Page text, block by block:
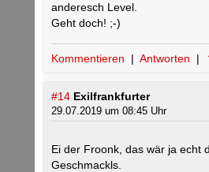
anderesch Level.
Geht doch! ;-)
Kommentieren | Antworten |
#14 Exilfrankfurter
29.07.2019 um 08:45 Uhr
Ei der Froonk, das wär ja echt
Geschmackls.